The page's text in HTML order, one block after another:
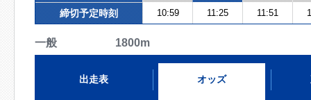
締切予定時刻 10:59 11:25 11:51
一般 1800m
出走表 オッズ